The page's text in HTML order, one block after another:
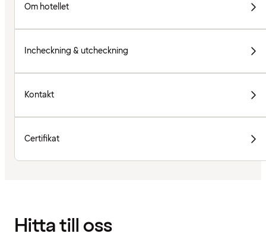
Om hotellet
Incheckning & utcheckning
Kontakt
Certifikat
Hitta till oss